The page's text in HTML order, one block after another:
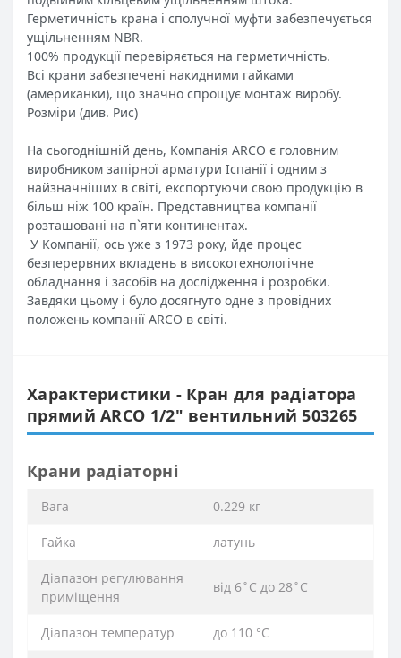
Герметичність крана і сполучної муфти забезпечується
ущільненням NBR.
100% продукції перевіряється на герметичність.
Всі крани забезпечені накидними гайками
(американки), що значно спрощує монтаж виробу.
Розміри (див. Рис)
На сьогоднішній день, Компанія ARCO є головним
виробником запірної арматури Іспанії і одним з
найзначніших в світі, експортуючи свою продукцію в
більш ніж 100 країн. Представництва компанії
розташовані на п`яти континентах.
У Компанії, ось уже з 1973 року, йде процес
безперервних вкладень в високотехнологічне
обладнання і засобів на дослідження і розробки.
Завдяки цьому і було досягнуто одне з провідних
положень компанії ARCO в світі.
Характеристики - Кран для радіатора
прямий ARCO 1/2″ вентильний 503265
Крани радіаторні
Вага 0.229 кг
Гайка латунь
Діапазон регулювання
приміщення
від 6˚C до 28˚C
Діапазон температур до 110 °C